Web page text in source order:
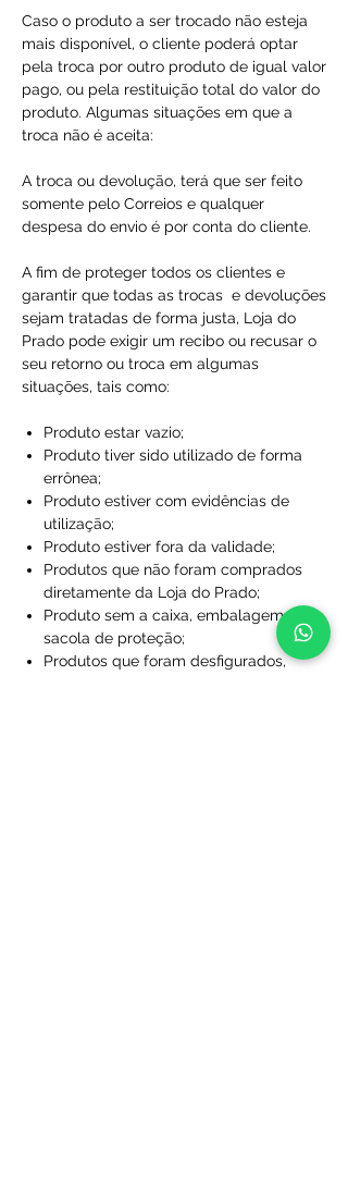
Caso o produto a ser trocado não esteja
mais disponível, o cliente poderá optar
pela troca por outro produto de igual valor
pago, ou pela restituição total do valor do
produto. Algumas situações em que a
troca não é aceita:
A troca ou devolução, terá que ser feito
somente pelo Correios e qualquer
despesa do envio é por conta do cliente.
A fim de proteger todos os clientes e
garantir que todas as trocas e devoluções
sejam tratadas de forma justa, Loja do
Prado pode exigir um recibo ou recusar o
seu retorno ou troca em algumas
situações, tais como:
Produto estar vazio;
Produto tiver sido utilizado de forma
errônea;
Produto estiver com evidências de
utilização;
Produto estiver fora da validade;
Produtos que não foram comprados
diretamente da Loja do Prado;
Produto sem a caixa, embalagem ou
sacola de proteção;
Produtos que foram desfigurados,